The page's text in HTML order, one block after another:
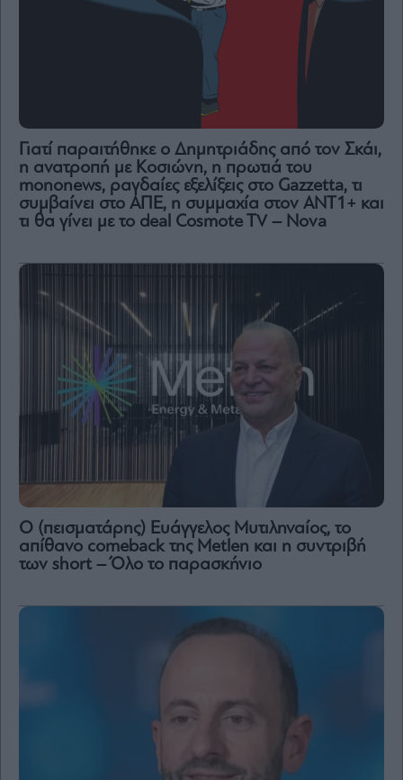
Γιατί παραιτήθηκε ο Δημητριάδης από τον Σκάι,
η ανατροπή με Κοσιώνη, η πρωτιά του
mononews, ραγδαίες εξελίξεις στο Gazzetta, τι
συμβαίνει στο ΑΠΕ, η συμμαχία στον ΑΝΤ1+ και
τι θα γίνει με το deal Cosmote TV – Nova
Ο (πεισματάρης) Ευάγγελος Μυτιληναίος, το
απίθανο comeback της Μetlen και η συντριβή
των short – Όλο το παρασκήνιο